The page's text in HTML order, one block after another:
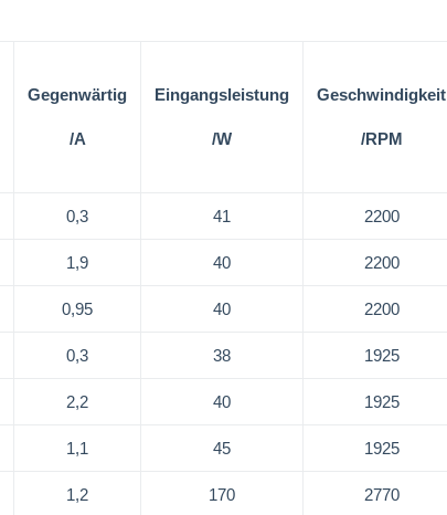
Gegenwärtig
/A
Eingangsleistung
/W
Geschwindigkeit
/RPM
0,3 41 2200
1,9 40 2200
0,95 40 2200
0,3 38 1925
2,2 40 1925
1,1 45 1925
1,2 170 2770